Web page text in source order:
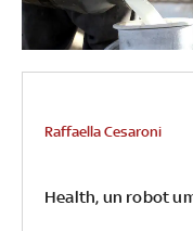
Health, un robot
Raffaella Cesaroni